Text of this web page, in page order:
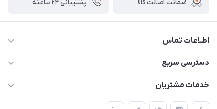
ضمانت اصالت کالا پشتیبانی ۲۴ ساعته
اطلاعات تماس
02177408855 و شماره واتس آپ 09126894295
دسترسی سریع
حساب کاربری
خدمات مشتریان
قوانین و مقررات